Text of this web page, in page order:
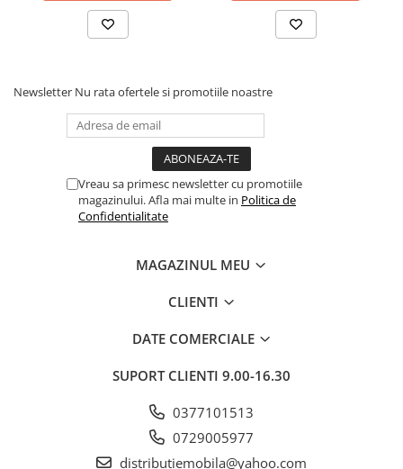
Newsletter Nu rata ofertele si promotiile noastre
Vreau sa primesc newsletter cu promotiile
magazinului. Afla mai multe in Politica de
Confidentialitate
MAGAZINUL MEU
CLIENTI
DATE COMERCIALE
SUPORT CLIENTI 9.00-16.30
0377101513
0729005977
distributiemobila@yahoo.com